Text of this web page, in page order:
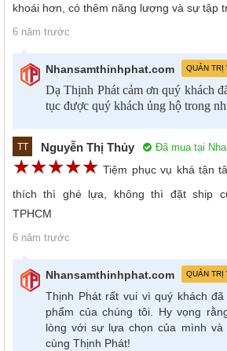
khoái hơn, có thêm năng lượng và sự tập
6 năm trước
Nhansamthinhphat.com QUẢN TRỊ
Dạ Thịnh Phát cảm ơn quý khách
tục được quý khách ủng hộ trong
TT Nguyễn Thị Thủy Đã mua tại
☆☆☆☆☆
★★★★★ Tiệm phục vụ khá tận
thích thì ghé lựa, không thì đặt ship
TPHCM
6 năm trước
Nhansamthinhphat.com QUẢN TRỊ
Thịnh Phát rất vui vì quý khách
phẩm của chúng tôi. Hy vọng
lòng với sự lựa chọn của mình và
cùng Thịnh Phát!